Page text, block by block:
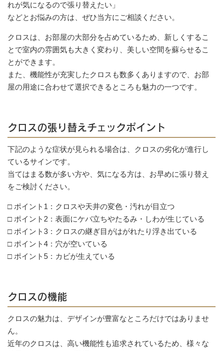
れが気になるので張り替えたい」
などとお悩みの方は、ぜひ当方にご相談ください。
クロスは、お部屋の大部分を占めているため、新しくするこ
とで室内の雰囲気も大きく変わり、美しい空間を蘇らせるこ
とができます。
また、機能性が充実したクロスも数多くありますので、お部
屋の用途に合わせて選択できるところも魅力の一つです。
クロスの張り替えチェックポイント
下記のような症状が見られる場合は、クロスの劣化が進行し
ているサインです。
当てはまる数が多い方や、気になる方は、お早めに張り替え
をご検討ください。
□ ポイント1：クロスや天井の変色・汚れが目立つ
□ ポイント2：表面にケバ立ちやたるみ・しわが生じている
□ ポイント3：クロスの継ぎ目がはがれたり浮き出ている
□ ポイント4：穴が空いている
□ ポイント5：カビが生えている
クロスの機能
クロスの魅力は、デザインが豊富なところだけではありませ
ん。
近年のクロスは、高い機能性も追求されているため、様々な